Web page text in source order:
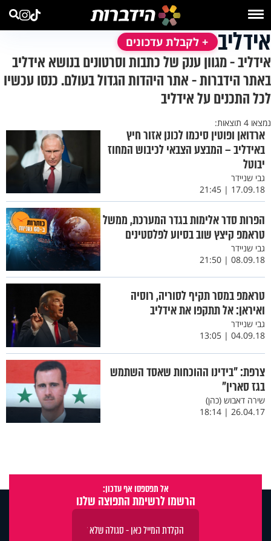
אידליב + לקבלת עדכונים
אידליב - מגוון ענק של כתבות וסרטונים בנושא אידליב
באתר הידברות - אתר היהדות הגדול בעולם. כנסו עכשיו
לכל התכנים על אידליב
נמצאו 4 תוצאות:
ארדואן ופוטין סיכמו לכונן אזור חיץ
באידליב – המבצע הצבאי לכיבוש המחוז
יבוטל
גבי שניידר
17.09.18 | 21:45
הפרות סדר אלימות בגדר המערכת, ממשל
טראמפ קיצץ שוב בסיוע לפלסטינים
גבי שניידר
08.09.18 | 21:50
טראמפ במסר תקיף לסוריה, רוסיה
ואיראן: אל תתקפו את אידליב
גבי שניידר
04.09.18 | 13:05
צרפת: "בידינו ההוכחות שאסד השתמש
בגז סארין"
שירה דאבוש (כהן)
26.04.17 | 18:14
אל תפספסו אף עדכון:
הרשמו לרשימת התפוצה שלנו